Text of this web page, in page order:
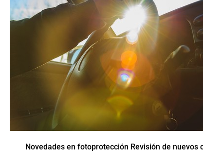
Novedades en fotoprotección Revisión de nuevos